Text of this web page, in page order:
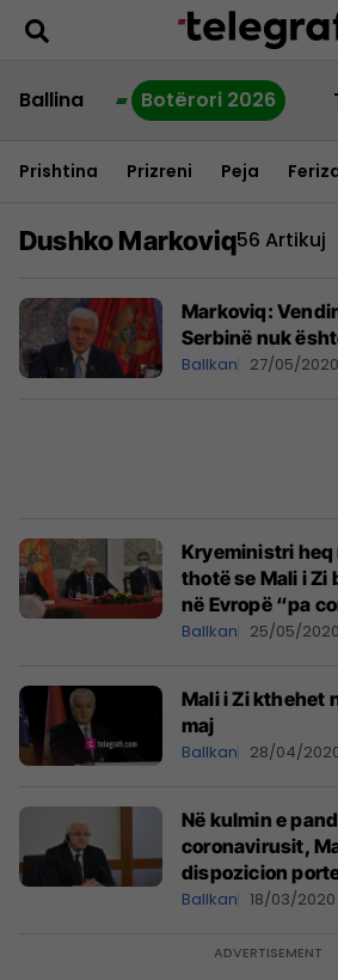
Ballina Botërori 2026
Prishtina Prizreni Peja
Dushko Markoviq56 Artikuj
Markoviq:
Serbinë nuk
Ballkan 27/05/2020
Kryeministri
thotë se Mali i Zi
në Evropë “pa
Ballkan 25/05/2020
​Mali i Zi kthehet
maj
Ballkan 28/04/
Në kulmin e
coronavirusit,
dispozicion
Ballkan 18/03/2020